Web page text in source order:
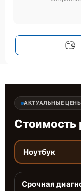
АКТУАЛЬНЫЕ
Стоимость
Ноутбук
Срочная